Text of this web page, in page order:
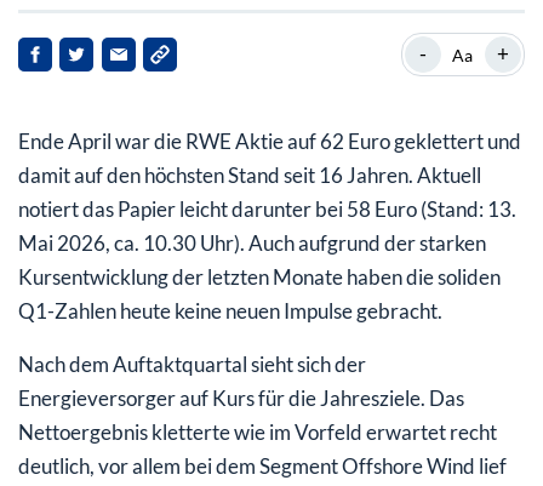
RWE bestätigt die Prognose für das Gesamtjahr
- Aa +
Ende April war die RWE Aktie auf 62 Euro geklettert und
damit auf den höchsten Stand seit 16 Jahren. Aktuell
notiert das Papier leicht darunter bei 58 Euro (Stand: 13.
Mai 2026, ca. 10.30 Uhr). Auch aufgrund der starken
Kursentwicklung der letzten Monate haben die soliden
Q1-Zahlen heute keine neuen Impulse gebracht.
Nach dem Auftaktquartal sieht sich der
Energieversorger auf Kurs für die Jahresziele. Das
Nettoergebnis kletterte wie im Vorfeld erwartet recht
deutlich, vor allem bei dem Segment Offshore Wind lief